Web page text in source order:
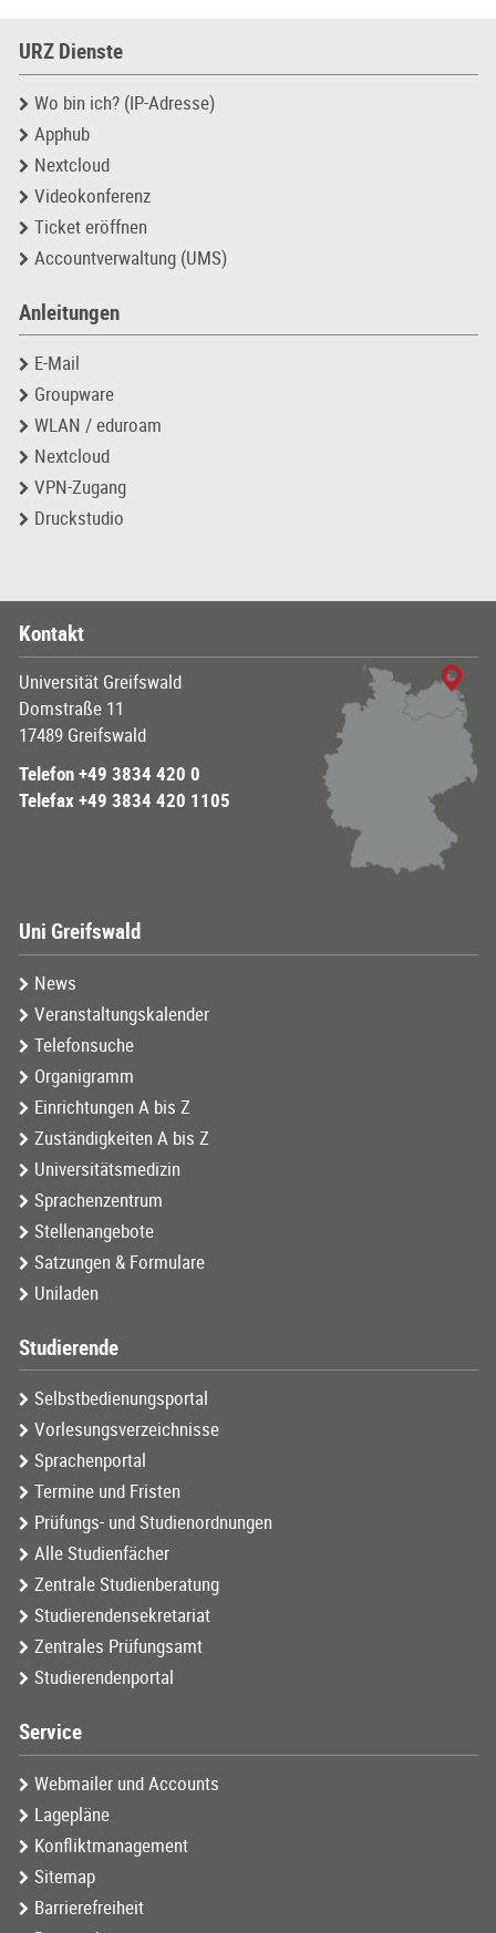
URZ Dienste
Wo bin ich? (IP-Adresse)
Apphub
Nextcloud
Videokonferenz
Ticket eröffnen
Accountverwaltung (UMS)
Anleitungen
E-Mail
Groupware
WLAN / eduroam
Nextcloud
VPN-Zugang
Druckstudio
Kontakt
Universität Greifswald
Domstraße 11
17489 Greifswald
Telefon +49 3834 420 0
Telefax +49 3834 420 1105
Uni Greifswald
News
Veranstaltungskalender
Telefonsuche
Organigramm
Einrichtungen A bis Z
Zuständigkeiten A bis Z
Universitätsmedizin
Sprachenzentrum
Stellenangebote
Satzungen & Formulare
Uniladen
Studierende
Selbstbedienungsportal
Vorlesungsverzeichnisse
Sprachenportal
Termine und Fristen
Prüfungs- und Studienordnungen
Alle Studienfächer
Zentrale Studienberatung
Studierendensekretariat
Zentrales Prüfungsamt
Studierendenportal
Service
Webmailer und Accounts
Lagepläne
Konfliktmanagement
Sitemap
Barrierefreiheit